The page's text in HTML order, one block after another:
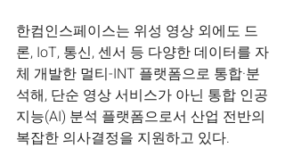
한컴인스페이스는 위성 영상 외에도 드
론, IoT, 통신, 센서 등 다양한 데이터를 자
체 개발한 멀티-INT 플랫폼으로 통합·분
석해, 단순 영상 서비스가 아닌 통합 인공
지능(AI) 분석 플랫폼으로서 산업 전반의
복잡한 의사결정을 지원하고 있다.